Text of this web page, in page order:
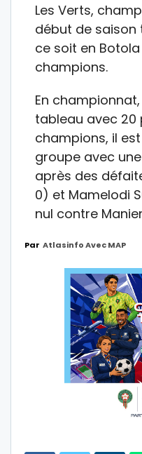
Les Verts,
début de
ce soit en
champions.
En
tableau avec 20
champions, il
groupe avec
après des
0) et Mamelodi
nul contre
Par Atlasinfo Avec MAP